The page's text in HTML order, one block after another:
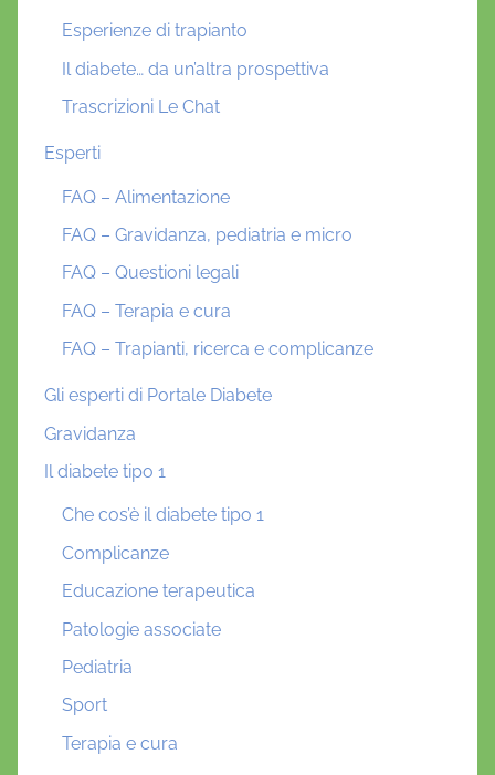
Esperienze di trapianto
Il diabete… da un’altra prospettiva
Trascrizioni Le Chat
Esperti
FAQ – Alimentazione
FAQ – Gravidanza, pediatria e micro
FAQ – Questioni legali
FAQ – Terapia e cura
FAQ – Trapianti, ricerca e complicanze
Gli esperti di Portale Diabete
Gravidanza
Il diabete tipo 1
Che cos’è il diabete tipo 1
Complicanze
Educazione terapeutica
Patologie associate
Pediatria
Sport
Terapia e cura